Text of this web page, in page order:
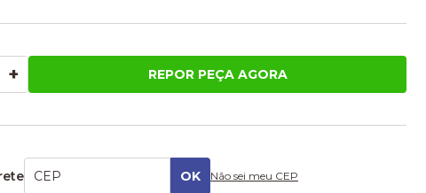
+ REPOR PEÇA AGORA
Não sei meu CEP